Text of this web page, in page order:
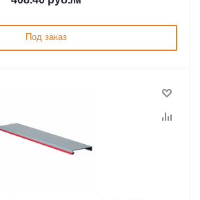
Под заказ